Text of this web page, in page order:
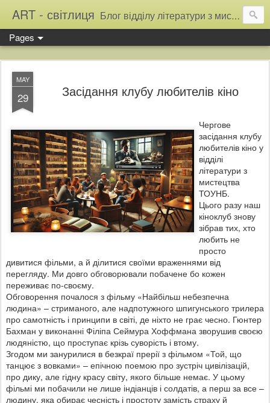
ART - світлиця Блог відділу літератури з мистецтва Тернопільської обласної універсальної наукової бібліотеки
Pages
MAY
29 Засідання клубу любителів кіно
Чергове
засідання клубу
любителів кіно у
відділі
літератури з
мистецтва
ТОУНБ.
Цього разу наш
кіноклуб знову
зібрав тих, хто
любить не
просто
дивитися фільми, а й ділитися своїми враженнями від
перегляду. Ми довго обговорювали побачене бо кожен
переживає по-своєму.
Обговорення почалося з фільму «Найбільш небезпечна
людина» – стриманого, але надпотужного шпигунського трилера
про самотність і принципи в світі, де ніхто не грає чесно. Гюнтер
Бахман у виконанні Філіпа Сеймура Хоффмана зворушив своєю
людяністю, що проступає крізь суворість і втому.
Згодом ми занурилися в безкраї прерії з фільмом «Той, що
танцює з вовками» – епічною поемою про зустріч цивілізацій,
про дику, але гідну красу світу, якого більше немає. У цьому
фільмі ми побачили не лише індіанців і солдатів, а перш за все –
людину, яка обирає чесність і простоту замість страху й